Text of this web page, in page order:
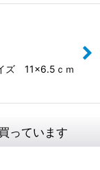
ズ 11×6.5ｃｍ
っています